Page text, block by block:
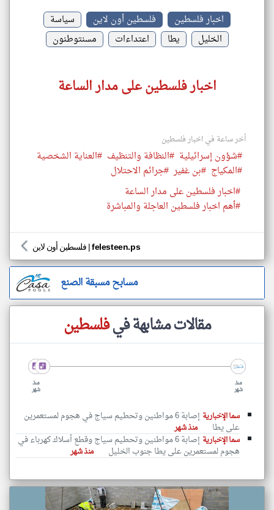
اخبار فلسطين فلسطين أون لاين
سياسة
الخليل
يطا اعتداءات مسنتوطنون
اخبار فلسطين على مدار الساعة
أخر ساعة في اخبار فلسطين
#شؤون إسرائيلية #النظافة والتنظيف #العناية الشخصية
#المكياج #بن غفير #جرائم الاحتلال
#اخبار فلسطين على مدار الساعة
#أهم اخبار فلسطين العاجلة والمباشرة
فلسطين أون لاين |felesteen.ps
مسابح مسبقة الصنع
مقالات مشابهة فيفلسطين
منذ
شهر
منذ
شهر
سما الإخبارية إصابة 6 مواطنين وتحطيم سياج في هجوم لمستعمرين
على يطا
منذ شهر
سما الإخبارية
إصابة 6 مواطنين وتحطيم سياج وقطع أسلاك كهرباء في
هجوم لمستعمرين على يطا جنوب الخليل منذ شهر